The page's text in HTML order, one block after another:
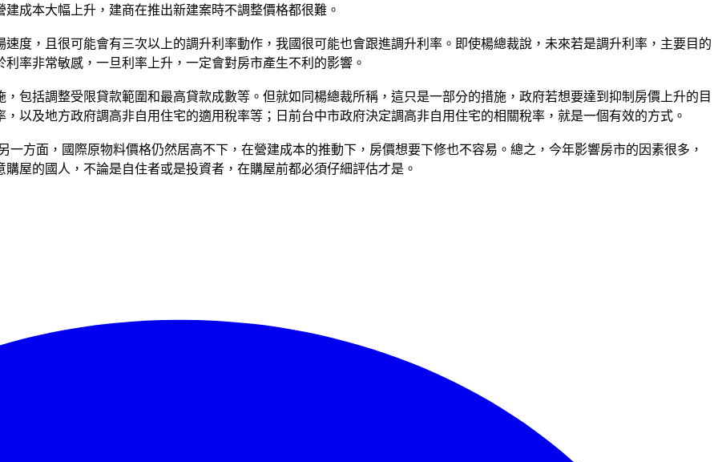
成本大幅上升，建商在推出新建案時不調整價格都很難。
度，且很可能會有三次以上的調升利率動作，我國很可能也會跟進調升利率。即使楊總裁說，未來若是調升利率，主要目的
率非常敏感，一旦利率上升，一定會對房市產生不利的影響。
包括調整受限貸款範圍和最高貸款成數等。但就如同楊總裁所稱，這只是一部分的措施，政府若想要達到抑制房價上升的目
以及地方政府調高非自用住宅的適用稅率等；日前台中市政府決定調高非自用住宅的相關稅率，就是一個有效的方式。
方面，國際原物料價格仍然居高不下，在營建成本的推動下，房價想要下修也不容易。總之，今年影響房市的因素很多，
屋的國人，不論是自住者或是投資者，在購屋前都必須仔細評估才是。